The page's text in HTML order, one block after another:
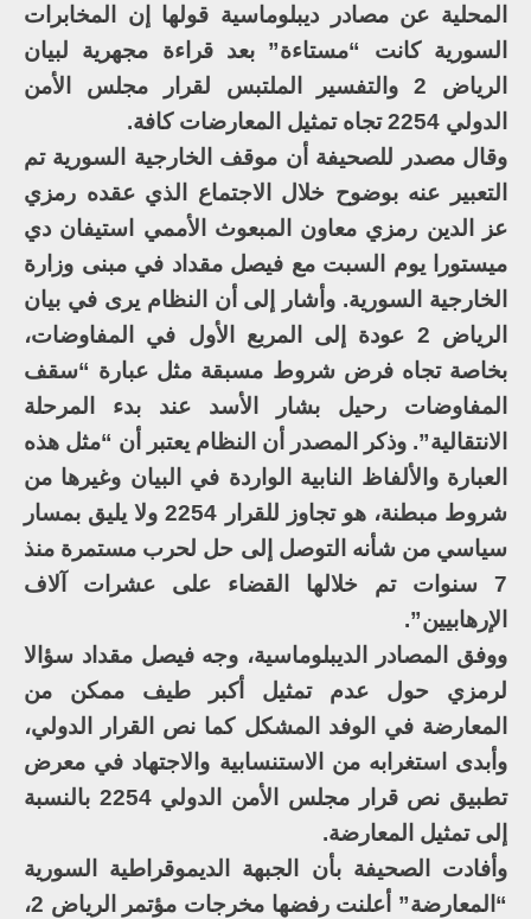
المحلية عن مصادر ديبلوماسية قولها إن المخابرات
السورية كانت “مستاءة” بعد قراءة مجهرية لبيان
الرياض 2 والتفسير الملتبس لقرار مجلس الأمن
الدولي 2254 تجاه تمثيل المعارضات كافة.
وقال مصدر للصحيفة أن موقف الخارجية السورية تم
التعبير عنه بوضوح خلال الاجتماع الذي عقده رمزي
عز الدين رمزي معاون المبعوث الأممي استيفان دي
ميستورا يوم السبت مع فيصل مقداد في مبنى وزارة
الخارجية السورية. وأشار إلى أن النظام يرى في بيان
الرياض 2 عودة إلى المربع الأول في المفاوضات،
بخاصة تجاه فرض شروط مسبقة مثل عبارة “سقف
المفاوضات رحيل بشار الأسد عند بدء المرحلة
الانتقالية”. وذكر المصدر أن النظام يعتبر أن “مثل هذه
العبارة والألفاظ النابية الواردة في البيان وغيرها من
شروط مبطنة، هو تجاوز للقرار 2254 ولا يليق بمسار
سياسي من شأنه التوصل إلى حل لحرب مستمرة منذ
7 سنوات تم خلالها القضاء على عشرات آلاف
الإرهابيين”.
ووفق المصادر الديبلوماسية، وجه فيصل مقداد سؤالا
لرمزي حول عدم تمثيل أكبر طيف ممكن من
المعارضة في الوفد المشكل كما نص القرار الدولي،
وأبدى استغرابه من الاستنسابية والاجتهاد في معرض
تطبيق نص قرار مجلس الأمن الدولي 2254 بالنسبة
إلى تمثيل المعارضة.
وأفادت الصحيفة بأن الجبهة الديموقراطية السورية
“المعارضة” أعلنت رفضها مخرجات مؤتمر الرياض 2،